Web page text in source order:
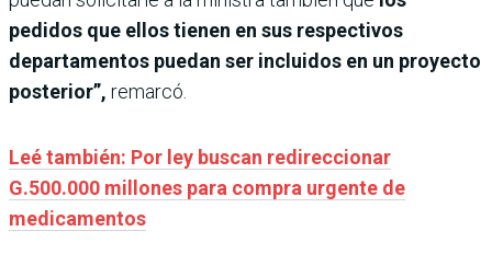
pedidos que ellos tienen en sus respectivos
departamentos puedan ser incluidos en un proyecto
posterior”, remarcó.
Leé también: Por ley buscan redireccionar
G.500.000 millones para compra urgente de
medicamentos